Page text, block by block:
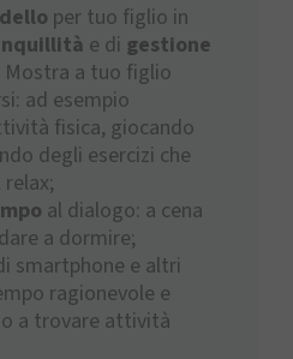
per tuo figlio in
e di gestione
Mostra a tuo figlio
ad esempio
fisica, giocando
degli esercizi che
al dialogo: a cena
a dormire;
smartphone e altri
ragionevole e
a trovare attività